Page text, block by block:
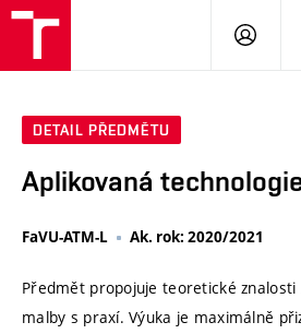
DETAIL PŘEDMĚTU
Aplikovaná
FaVU-ATM-L Ak. rok: 2020/2021
Předmět propojuje teoretické znalosti
malby s praxí. Výuka je maximálně